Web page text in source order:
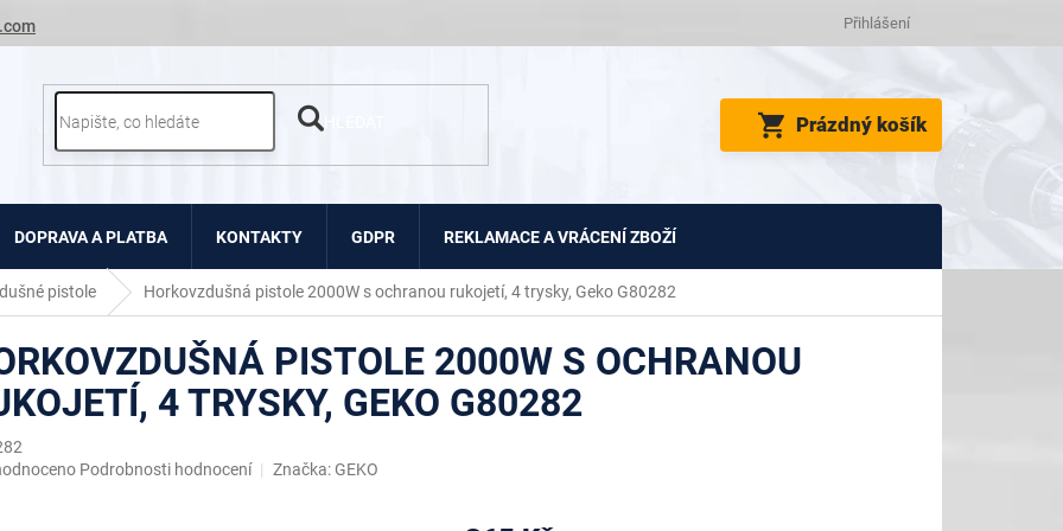
Přihlášení
NÁKUPNÍ
KOŠÍK
Prázdný košík
DOPRAVA A PLATBA KONTAKTY GDPR REKLAMACE A VRÁCENÍ ZBOŽÍ
pistole Horkovzdušná pistole 2000W s ochranou rukojetí, 4 trysky, Geko G80282
PISTOLE 2000W S OCHRANOU
4 TRYSKY, GEKO G80282
Podrobnosti hodnocení Značka: GEKO